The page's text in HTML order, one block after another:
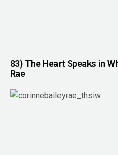
83) The Heart Speaks in
Rae